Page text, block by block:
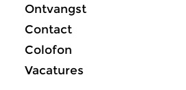
Ontvangst
Contact
Colofon
Vacatures